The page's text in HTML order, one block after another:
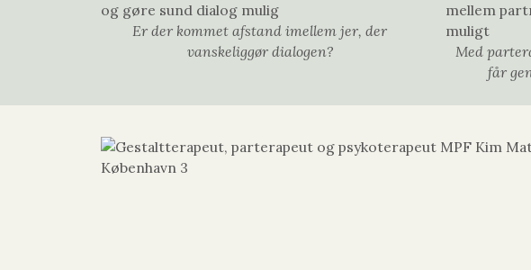
Er der kommet afstand imellem jer, der
vanskeliggør dialogen?
Med
får